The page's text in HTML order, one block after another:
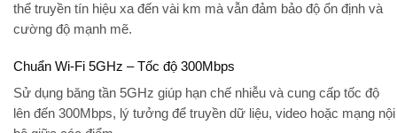
thể truyền tín hiệu xa đến vài km mà vẫn đảm bảo độ ổn định và
cường độ mạnh mẽ.
Chuẩn Wi-Fi 5GHz – Tốc độ 300Mbps
Sử dụng băng tần 5GHz giúp hạn chế nhiễu và cung cấp tốc độ
lên đến 300Mbps, lý tưởng để truyền dữ liệu, video hoặc mạng nội